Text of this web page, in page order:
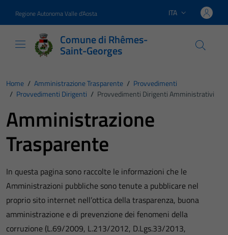
Regione Autonoma Valle d'Aosta Lingua attiva:
ITA
Comune di Rhêmes-
Saint-Georges
Home / Amministrazione Trasparente / Provvedimenti
/ Provvedimenti Dirigenti / Provvedimenti Dirigenti Amministrativi
Amministrazione
Trasparente
In questa pagina sono raccolte le informazioni che le
Amministrazioni pubbliche sono tenute a pubblicare nel
proprio sito internet nell’ottica della trasparenza, buona
amministrazione e di prevenzione dei fenomeni della
corruzione (L.69/2009, L.213/2012, D.Lgs.33/2013,